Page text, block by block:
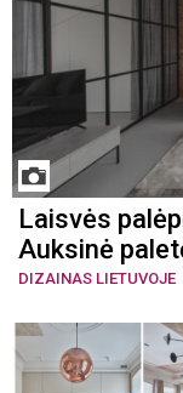
Laisvės
Auksinė
DIZAINAS LIETUVOJE